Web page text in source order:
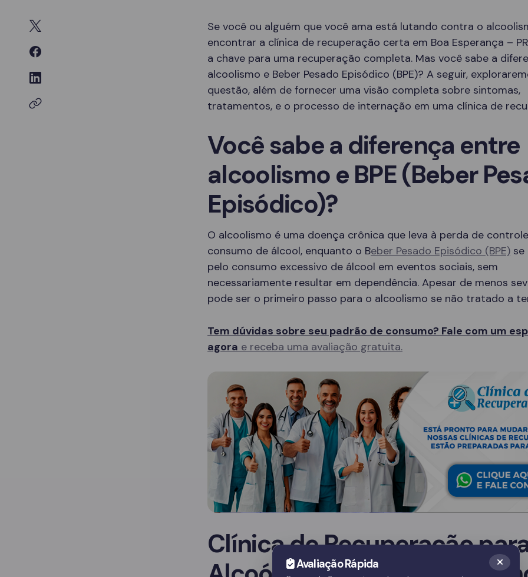
Se você ou alguém que você ama está lutando contra o
encontrar a clínica de recuperação certa em Boa Esperança –
a chave para uma recuperação completa. Mas você sabe a
alcoolismo e Beber Pesado Episódico (BPE)? A seguir,
questão, além de fornecer uma visão completa sobre sintomas,
tratamentos, e o processo de internação em uma clínica de
Você sabe a diferença entre
alcoolismo e BPE (Beber
Episódico)?
O alcoolismo é uma doença crônica que leva à perda de
consumo de álcool, enquanto o Beber Pesado Episódico (BPE) se
pelo consumo excessivo de álcool em eventos sociais, sem
necessariamente resultar em dependência. Apesar de menos
pode ser o primeiro passo para o alcoolismo se não tratado a
Tem dúvidas sobre seu padrão de consumo? Fale com um
agora e receba uma avaliação gratuita.
Clínica de Recuperação
Avaliação Rápida